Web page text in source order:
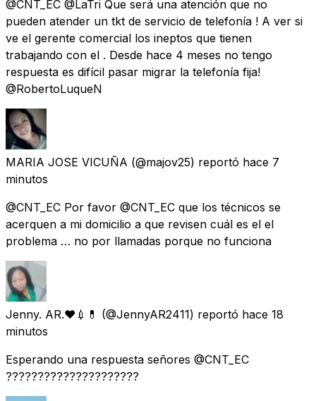
@CNT_EC @LaTri Que será una atención que no
pueden atender un tkt de servicio de telefonía ! A ver si
ve el gerente comercial los ineptos que tienen
trabajando con el . Desde hace 4 meses no tengo
respuesta es difícil pasar migrar la telefonía fija!
@RobertoLuqueN
MARIA JOSE VICUÑA (@majov25) reportó hace 7
minutos
@CNT_EC Por favor @CNT_EC que los técnicos se
acerquen a mi domicilio a que revisen cuál es el el
problema … no por llamadas porque no funciona
Jenny. AR.♥💉💊 (@JennyAR2411) reportó hace 18
minutos
Esperando una respuesta señores @CNT_EC
?????????????????????